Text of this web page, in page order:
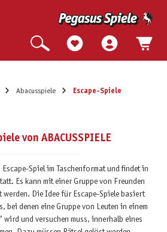
Abacusspiele Escape-Spiele
von ABACUSSPIELE
Escape-Spiel im Taschenformat und findet in
Es kann mit einer Gruppe von Freunden
werden. Die Idee für Escape-Spiele basiert
bei denen eine Gruppe von Leuten in einem
wird und versuchen muss, innerhalb eines